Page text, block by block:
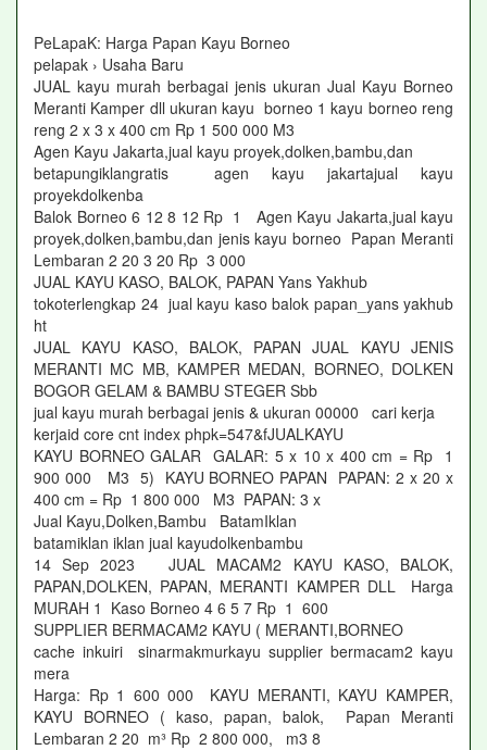
PeLapaK: Harga Papan Kayu Borneo
pelapak › Usaha Baru
JUAL kayu murah berbagai jenis ukuran Jual Kayu Borneo
Meranti Kamper dll ukuran kayu borneo 1 kayu borneo reng
reng 2 x 3 x 400 cm Rp 1 500 000 M3
Agen Kayu Jakarta,jual kayu proyek,dolken,bambu,dan
betapungiklangratis agen kayu jakartajual kayu
proyekdolkenba
Balok Borneo 6 12 8 12 Rp 1 Agen Kayu Jakarta,jual kayu
proyek,dolken,bambu,dan jenis kayu borneo Papan Meranti
Lembaran 2 20 3 20 Rp 3 000
JUAL KAYU KASO, BALOK, PAPAN Yans Yakhub
tokoterlengkap 24 jual kayu kaso balok papan_yans yakhub
ht
JUAL KAYU KASO, BALOK, PAPAN JUAL KAYU JENIS
MERANTI MC MB, KAMPER MEDAN, BORNEO, DOLKEN
BOGOR GELAM & BAMBU STEGER Sbb
jual kayu murah berbagai jenis & ukuran 00000 cari kerja
kerjaid core cnt index phpk=547&fJUALKAYU
KAYU BORNEO GALAR GALAR: 5 x 10 x 400 cm = Rp 1
900 000 M3 5) KAYU BORNEO PAPAN PAPAN: 2 x 20 x
400 cm = Rp 1 800 000 M3 PAPAN: 3 x
Jual Kayu,Dolken,Bambu BatamIklan
batamiklan iklan jual kayudolkenbambu
14 Sep 2023 JUAL MACAM2 KAYU KASO, BALOK,
PAPAN,DOLKEN, PAPAN, MERANTI KAMPER DLL Harga
MURAH 1 Kaso Borneo 4 6 5 7 Rp 1 600
SUPPLIER BERMACAM2 KAYU ( MERANTI,BORNEO
cache inkuiri sinarmakmurkayu supplier bermacam2 kayu
mera
Harga: Rp 1 600 000 KAYU MERANTI, KAYU KAMPER,
KAYU BORNEO ( kaso, papan, balok, Papan Meranti
Lembaran 2 20 m³ Rp 2 800 000, m3 8